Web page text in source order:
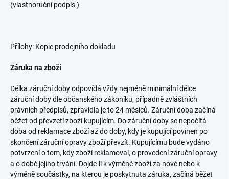
(vlastnoruční podpis )
Přílohy: Kopie prodejního dokladu
Záruka na zboží
Délka záruční doby odpovídá vždy nejméně minimální délce
záruční doby dle občanského zákoníku, případně zvláštních
právních předpisů, zpravidla je to 24 měsíců. Záruční doba začíná
běžet od převzetí zboží kupujícím. Do záruční doby se nepočítá
doba od reklamace zboží až do doby, kdy je kupující povinen po
skončení záruční opravy zboží převzít. Kupujícímu bude vydáno
potvrzení o tom, kdy zboží reklamoval, o provedení záruční opravy
a o době jejího trvání. Dojde-li k výměně zboží za nové nebo k
výměně součástky, na kterou je poskytnuta záruka, začíná běžet